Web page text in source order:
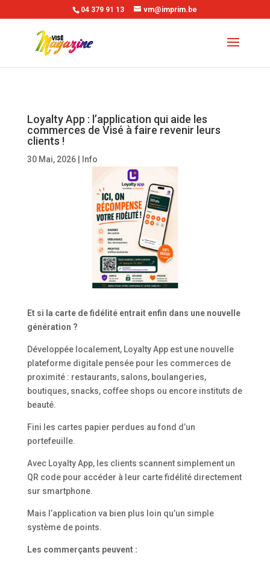
04 379 91 13 vm@imprim.be
Loyalty App : l’application qui aide les
commerces de Visé à faire revenir leurs
clients !
30 Mai, 2026| Info
Et si la carte de fidélité entrait enfin dans une nouvelle
génération ?
Développée localement, Loyalty App est une nouvelle
plateforme digitale pensée pour les commerces de
proximité : restaurants, salons, boulangeries,
boutiques, snacks, coffee shops ou encore instituts de
beauté.
Fini les cartes papier perdues au fond d’un
portefeuille.
Avec Loyalty App, les clients scannent simplement un
QR code pour accéder à leur carte fidélité directement
sur smartphone.
Mais l’application va bien plus loin qu’un simple
système de points.
Les commerçants peuvent :